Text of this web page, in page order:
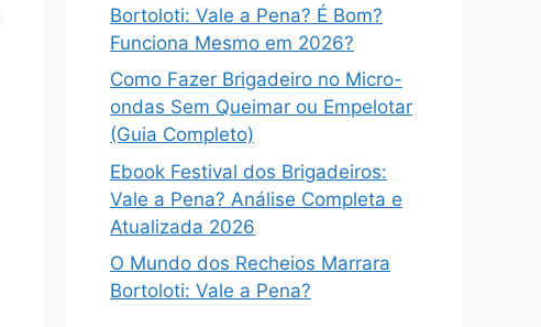
Bortoloti: Vale a Pena? É Bom?
Funciona Mesmo em 2026?
Como Fazer Brigadeiro no Micro-
ondas Sem Queimar ou Empelotar
(Guia Completo)
Ebook Festival dos Brigadeiros:
Vale a Pena? Análise Completa e
Atualizada 2026
O Mundo dos Recheios Marrara
Bortoloti: Vale a Pena?